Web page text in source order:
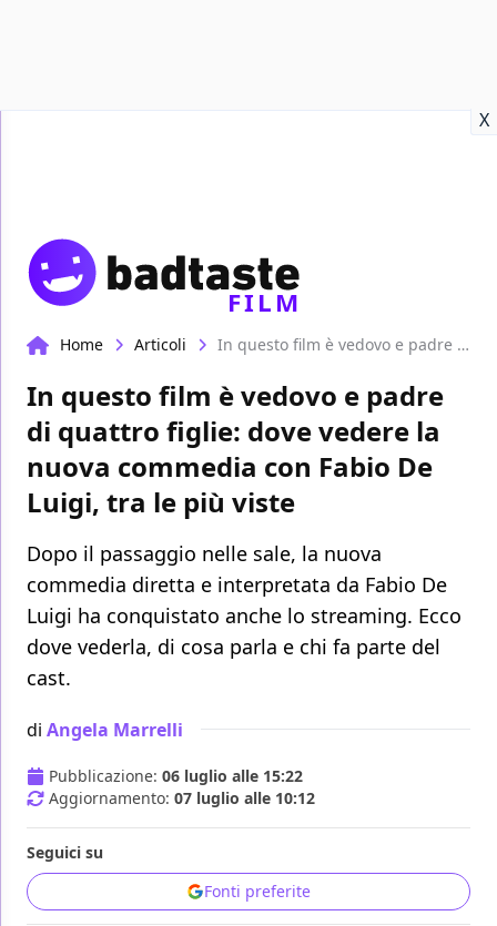
X
FILM
Home Articoli In questo film è vedovo e padre di quattro figlie: dove vedere la nuova commedia con Fabio De Luigi, tra le più viste
In questo film è vedovo e padre
di quattro figlie: dove vedere la
nuova commedia con Fabio De
Luigi, tra le più viste
Dopo il passaggio nelle sale, la nuova
commedia diretta e interpretata da Fabio De
Luigi ha conquistato anche lo streaming. Ecco
dove vederla, di cosa parla e chi fa parte del
cast.
di Angela Marrelli
Pubblicazione: 06 luglio alle 15:22
Aggiornamento: 07 luglio alle 10:12
Seguici su
Fonti preferite